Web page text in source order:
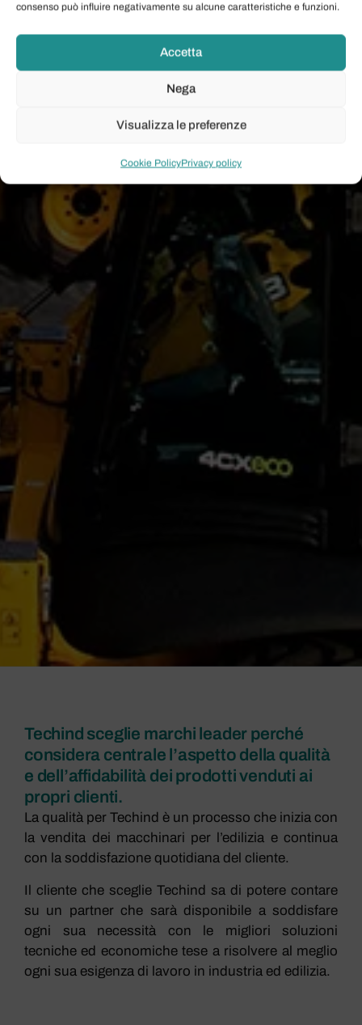
consenso può influire negativamente su alcune caratteristiche e funzioni.
Accetta
Nega
Visualizza le preferenze
Cookie PolicyPrivacy policy
Techind sceglie marchi leader perché
considera centrale l’aspetto della qualità
e dell’affidabilità dei prodotti venduti ai
propri clienti.
La qualità per Techind è un processo che inizia con
la vendita dei macchinari per l’edilizia e continua
con la soddisfazione quotidiana del cliente.
Il cliente che sceglie Techind sa di potere contare
su un partner che sarà disponibile a soddisfare
ogni sua necessità con le migliori soluzioni
tecniche ed economiche tese a risolvere al meglio
ogni sua esigenza di lavoro in industria ed edilizia.